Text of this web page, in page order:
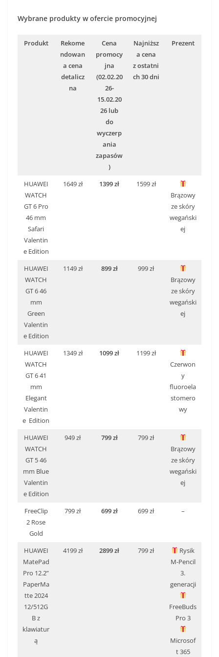
Wybrane produkty w ofercie promocyjnej
Produkt
Rekome
ndowan
a cena
detalicz
na
Cena
promocy
jna
(02.02.20
26-
15.02.20
26 lub
do
wyczerp
ania
zapasów
)
Najniższ
a cena
z ostatni
ch 30 dni
Prezent
HUAWEI
WATCH
GT 6 Pro
46 mm
Safari
Valentin
e Edition
1649 zł 1399 zł
1599 zł
Brązowy
ze skóry
wegański
ej
HUAWEI
WATCH
GT 6 46
mm
Green
Valentin
e Edition
1149 zł 899 zł
999 zł
Brązowy
ze skóry
wegański
ej
HUAWEI
WATCH
GT 6 41
mm
Elegant
Valentin
e Edition
1349 zł 1099 zł
1199 zł
Czerwon
y
fluoroela
stomero
wy
HUAWEI
WATCH
GT 5 46
mm Blue
Valentin
e Edition
949 zł 799 zł
799 zł
Brązowy
ze skóry
wegański
ej
FreeClip
2 Rose
Gold
799 zł 699 zł 699 zł –
HUAWEI
MatePad
Pro 12.2”
PaperMa
tte 2024
12/512G
B z
klawiatur
ą
4199 zł 2899 zł 799 zł
Rysik
M-Pencil
3.
generacji
FreeBuds
Pro 3
Microsof
t 365